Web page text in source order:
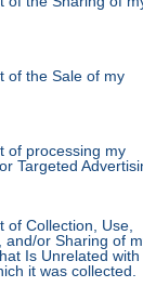
of the Sale of my
of processing my
Targeted
of Collection, Use,
and/or Sharing of
Is Unrelated
it was collected.